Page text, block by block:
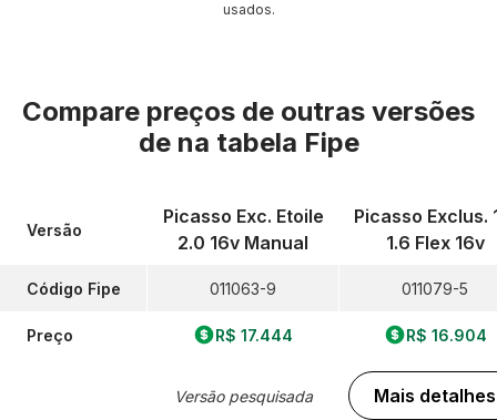
usados.
Compare preços de outras versões
de na tabela Fipe
Versão
Código Fipe
Preço
Picasso Exc. Etoile
2.0 16v Manual
011063-9
R$ 17.444
Versão pesquisada
Picasso Exclus.
1.6 Flex 16v
011079-5
R$ 16.904
Mais detalhes